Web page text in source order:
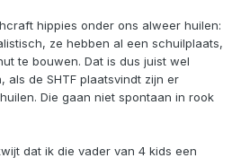
hippies onder ons alweer huilen:
ze hebben al een schuilplaats,
te bouwen. Dat is dus juist wel
als de SHTF plaatsvindt zijn er
Die gaan niet spontaan in rook
dat ik die vader van 4 kids een